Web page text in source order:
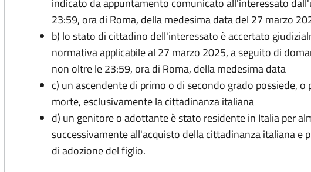
indicato da appuntamento comunicato all'interessato
23:59, ora di Roma, della medesima data del 27 marzo
b) lo stato di cittadino dell'interessato è accertato
normativa applicabile al 27 marzo 2025, a seguito di
non oltre le 23:59, ora di Roma, della medesima data
c) un ascendente di primo o di secondo grado possiede,
morte, esclusivamente la cittadinanza italiana
d) un genitore o adottante è stato residente in Italia per
successivamente all'acquisto della cittadinanza italiana e
di adozione del figlio.